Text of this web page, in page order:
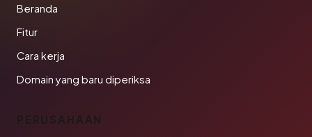
Beranda
Fitur
Cara kerja
Domain yang baru diperiksa
PERUSAHAAN